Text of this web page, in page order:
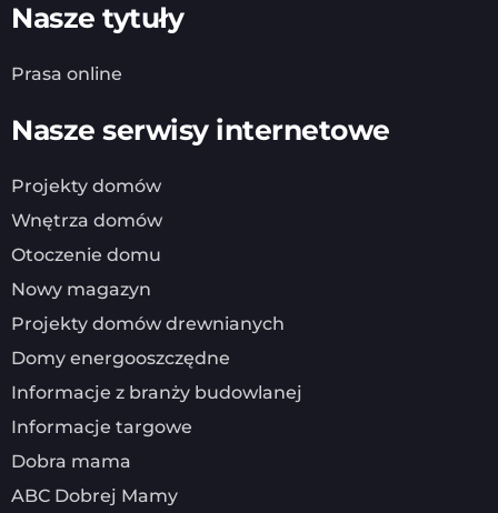
Nasze tytuły
Prasa online
Nasze serwisy internetowe
Projekty domów
Wnętrza domów
Otoczenie domu
Nowy magazyn
Projekty domów drewnianych
Domy energooszczędne
Informacje z branży budowlanej
Informacje targowe
Dobra mama
ABC Dobrej Mamy